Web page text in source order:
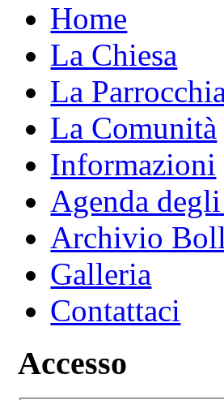
Home
La Chiesa
La
La Comunità
Informazioni
Agenda
Archivio
Galleria
Contattaci
Accesso